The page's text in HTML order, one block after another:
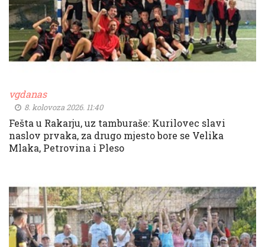
vgdanas
8. kolovoza 2026. 11:40
Fešta u Rakarju, uz tamburaše: Kurilovec slavi
naslov prvaka, za drugo mjesto bore se Velika
Mlaka, Petrovina i Pleso